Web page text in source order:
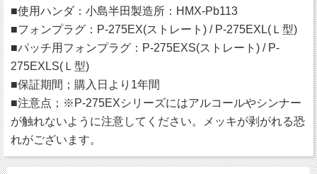
■使用ハンダ：小島半田製造所：HMX-Pb113
■フォンプラグ：P-275EX(ストレート) / P-275EXL(Ｌ型)
■パッチ用フォンプラグ：P-275EXS(ストレート) / P-
275EXLS(Ｌ型)
■保証期間；購入日より1年間
■注意点；※P-275EXシリーズにはアルコールやシンナー
が触れないように注意してください。メッキが剥がれる恐
れがございます。